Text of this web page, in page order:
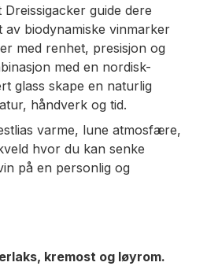
guide dere
biodynamiske vinmarker
med renhet, presisjon og
med en nordisk-
glass skape en naturlig
håndverk og tid.
varme, lune atmosfære,
hvor du kan senke
på en personlig og
kremost og løyrom.